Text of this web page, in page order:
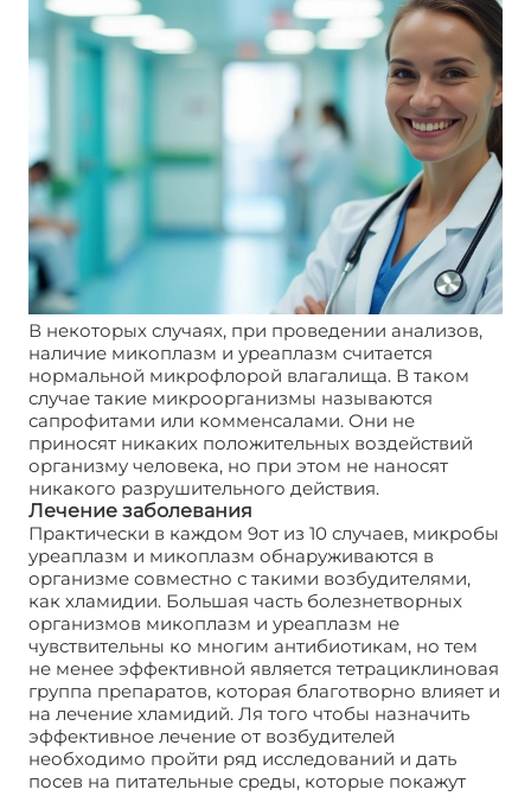
В некоторых случаях, при проведении анализов,
наличие микоплазм и уреаплазм считается
нормальной микрофлорой влагалища. В таком
случае такие микроорганизмы называются
сапрофитами или комменсалами. Они не
приносят никаких положительных воздействий
организму человека, но при этом не наносят
никакого разрушительного действия.
Лечение заболевания
Практически в каждом 9от из 10 случаев, микробы
уреаплазм и микоплазм обнаруживаются в
организме совместно с такими возбудителями,
как хламидии. Большая часть болезнетворных
организмов микоплазм и уреаплазм не
чувствительны ко многим антибиотикам, но тем
не менее эффективной является тетрациклиновая
группа препаратов, которая благотворно влияет и
на лечение хламидий. Ля того чтобы назначить
эффективное лечение от возбудителей
необходимо пройти ряд исследований и дать
посев на питательные среды, которые покажут